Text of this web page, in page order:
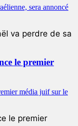
va perdre de sa
le premier
le premier